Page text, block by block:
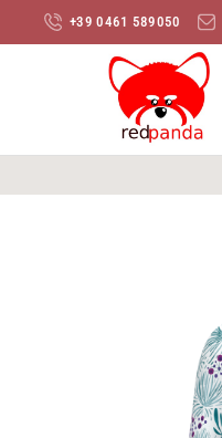
+39 0461 589050